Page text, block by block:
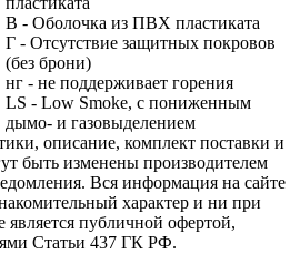
В - Оболочка из ПВХ пластиката
Г - Отсутствие защитных покровов
(без брони)
нг - не поддерживает горения
LS - Low Smoke, с пониженным
дымо- и газовыделением
описание, комплект поставки и
быть изменены производителем
Вся информация на сайте
характер и ни при
является публичной офертой,
Статьи 437 ГК РФ.